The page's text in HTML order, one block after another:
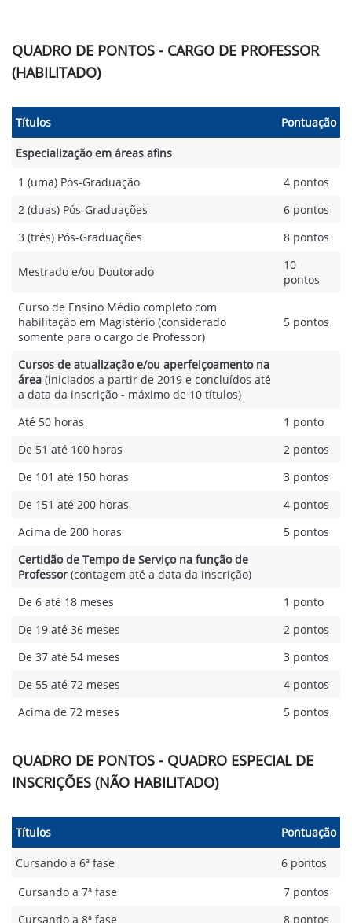
QUADRO DE PONTOS - CARGO DE PROFESSOR
(HABILITADO)
Títulos Pontuação
Especialização em áreas afins
1 (uma) Pós-Graduação
4 pontos
2 (duas) Pós-Graduações
6 pontos
3 (três) Pós-Graduações
8 pontos
Mestrado e/ou Doutorado
10
pontos
Curso de Ensino Médio completo com
habilitação em Magistério (considerado
somente para o cargo de Professor)
5 pontos
Cursos de atualização e/ou aperfeiçoamento na
área (iniciados a partir de 2019 e concluídos até
a data da inscrição - máximo de 10 títulos)
Até 50 horas
1 ponto
De 51 até 100 horas
2 pontos
De 101 até 150 horas
3 pontos
De 151 até 200 horas
4 pontos
Acima de 200 horas
5 pontos
Certidão de Tempo de Serviço na função de
Professor (contagem até a data da inscrição)
De 6 até 18 meses
1 ponto
De 19 até 36 meses
2 pontos
De 37 até 54 meses
3 pontos
De 55 até 72 meses
4 pontos
Acima de 72 meses
5 pontos
QUADRO DE PONTOS - QUADRO ESPECIAL DE
INSCRIÇÕES (NÃO HABILITADO)
Títulos Pontuação
Cursando a 6ª fase
6 pontos
Cursando a 7ª fase
7 pontos
Cursando a 8ª fase
8 pontos